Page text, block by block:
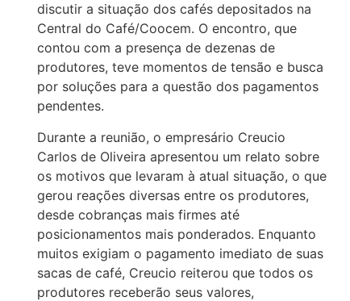
discutir a situação dos cafés depositados na
Central do Café/Coocem. O encontro, que
contou com a presença de dezenas de
produtores, teve momentos de tensão e busca
por soluções para a questão dos pagamentos
pendentes.
Durante a reunião, o empresário Creucio
Carlos de Oliveira apresentou um relato sobre
os motivos que levaram à atual situação, o que
gerou reações diversas entre os produtores,
desde cobranças mais firmes até
posicionamentos mais ponderados. Enquanto
muitos exigiam o pagamento imediato de suas
sacas de café, Creucio reiterou que todos os
produtores receberão seus valores,